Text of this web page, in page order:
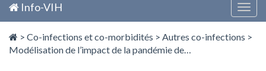
Info-VIH
> Co-infections et co-morbidités > Autres co-infections >
Modélisation de l’impact de la pandémie de…